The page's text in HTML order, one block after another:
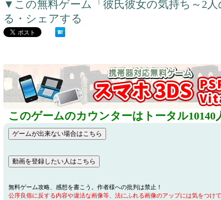
▼この無料ゲーム「彼氏彼女の気持ち～2
る・シェアする
このゲームのカウンターはトータル10140
無料ゲーム攻略、感想を書こう。作者様への批判は禁止！
公序良俗に反する内容や違法な画像等、法にふれる画像のアップには気をつけ